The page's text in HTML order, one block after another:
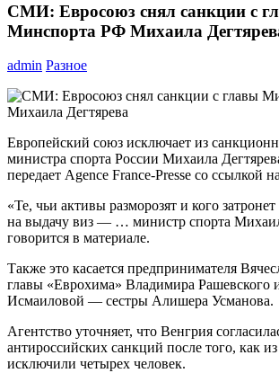
СМИ: Евросоюз снял санкции с
Минспорта РФ Михаила
admin Разное
Европейский союз исключает из
министра спорта России Михаила
передает Agence France-Presse со ссылкой
«Те, чьи активы разморозят и кого
на выдачу виз — … министр спорта
говорится в материале.
Также это касается предпринимателя
главы «Еврохима» Владимира Рашевского
Исмаиловой — сестры Алишера Усманова.
Агентство уточняет, что Венгрия
антироссийских санкций после того, как
исключили четырех человек.